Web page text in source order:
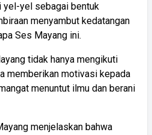
yel-yel sebagai bentuk
menyambut kedatangan
Ses Mayang ini.
tidak hanya mengikuti
memberikan motivasi kepada
menuntut ilmu dan berani
menjelaskan bahwa